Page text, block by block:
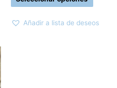
Añadir a lista de deseos